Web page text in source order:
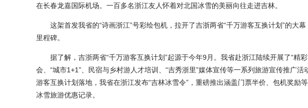
在长春龙嘉国际机场。一百多名浙江友人怀着对北国冰雪的美丽向往走进吉林。
这架首发我省的“诗画浙江”号彩绘包机，拉开了吉浙两省“千万游客互换计划”的大
里程碑。
据了解，吉浙两省“千万游客互换计划”起源于今年9月。我省赴浙江陆续开展了“精
会、“城市1+1”、民宿与乡村游人才培训、“吉秀浙里”媒体宣传等一系列旅游宣传推广
游客互换计划落地，我省在浙江发布“吉林冰雪令”，重磅推出涵盖门票半价、包机奖励
冰雪旅游优惠记录。